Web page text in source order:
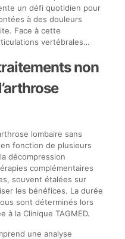
un défi quotidien pour
à des douleurs
Face à cette
vertébrales…
non
lombaire sans
fonction de plusieurs
décompression
complémentaires
souvent étalées sur
les bénéfices. La durée
sont déterminés lors
à la Clinique TAGMED.
une analyse